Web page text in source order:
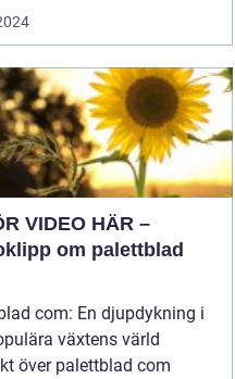
VIDEO HÄR –
om palettblad
com: En djupdykning i
växtens värld
över palettblad com